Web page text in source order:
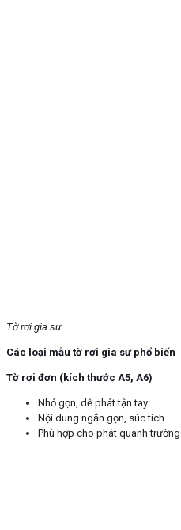
Tờ rơi gia sư
Các loại mẫu tờ rơi gia sư phổ biến
Tờ rơi đơn (kích thước A5, A6)
Nhỏ gọn, dễ phát tận tay
Nội dung ngắn gọn, súc tích
Phù hợp cho phát quanh